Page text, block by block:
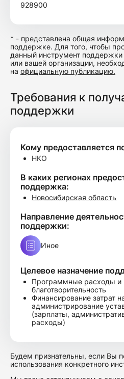
928900
* - представлена общая
поддержке. Для того, чтобы
данный инструмент поддержки
или вашей организации,
на официальную публикацию.
Требования к
поддержки
Кому предоставляется
НКО
В каких регионах
поддержка:
Новосибирская область
Направление
поддержки:
Иное
Целевое назначение
Программные расходы и
благотворительность
Финансирование затрат
администрирование
(зарплаты,
расходы)
Будем признательны, если Вы
использования конкретного